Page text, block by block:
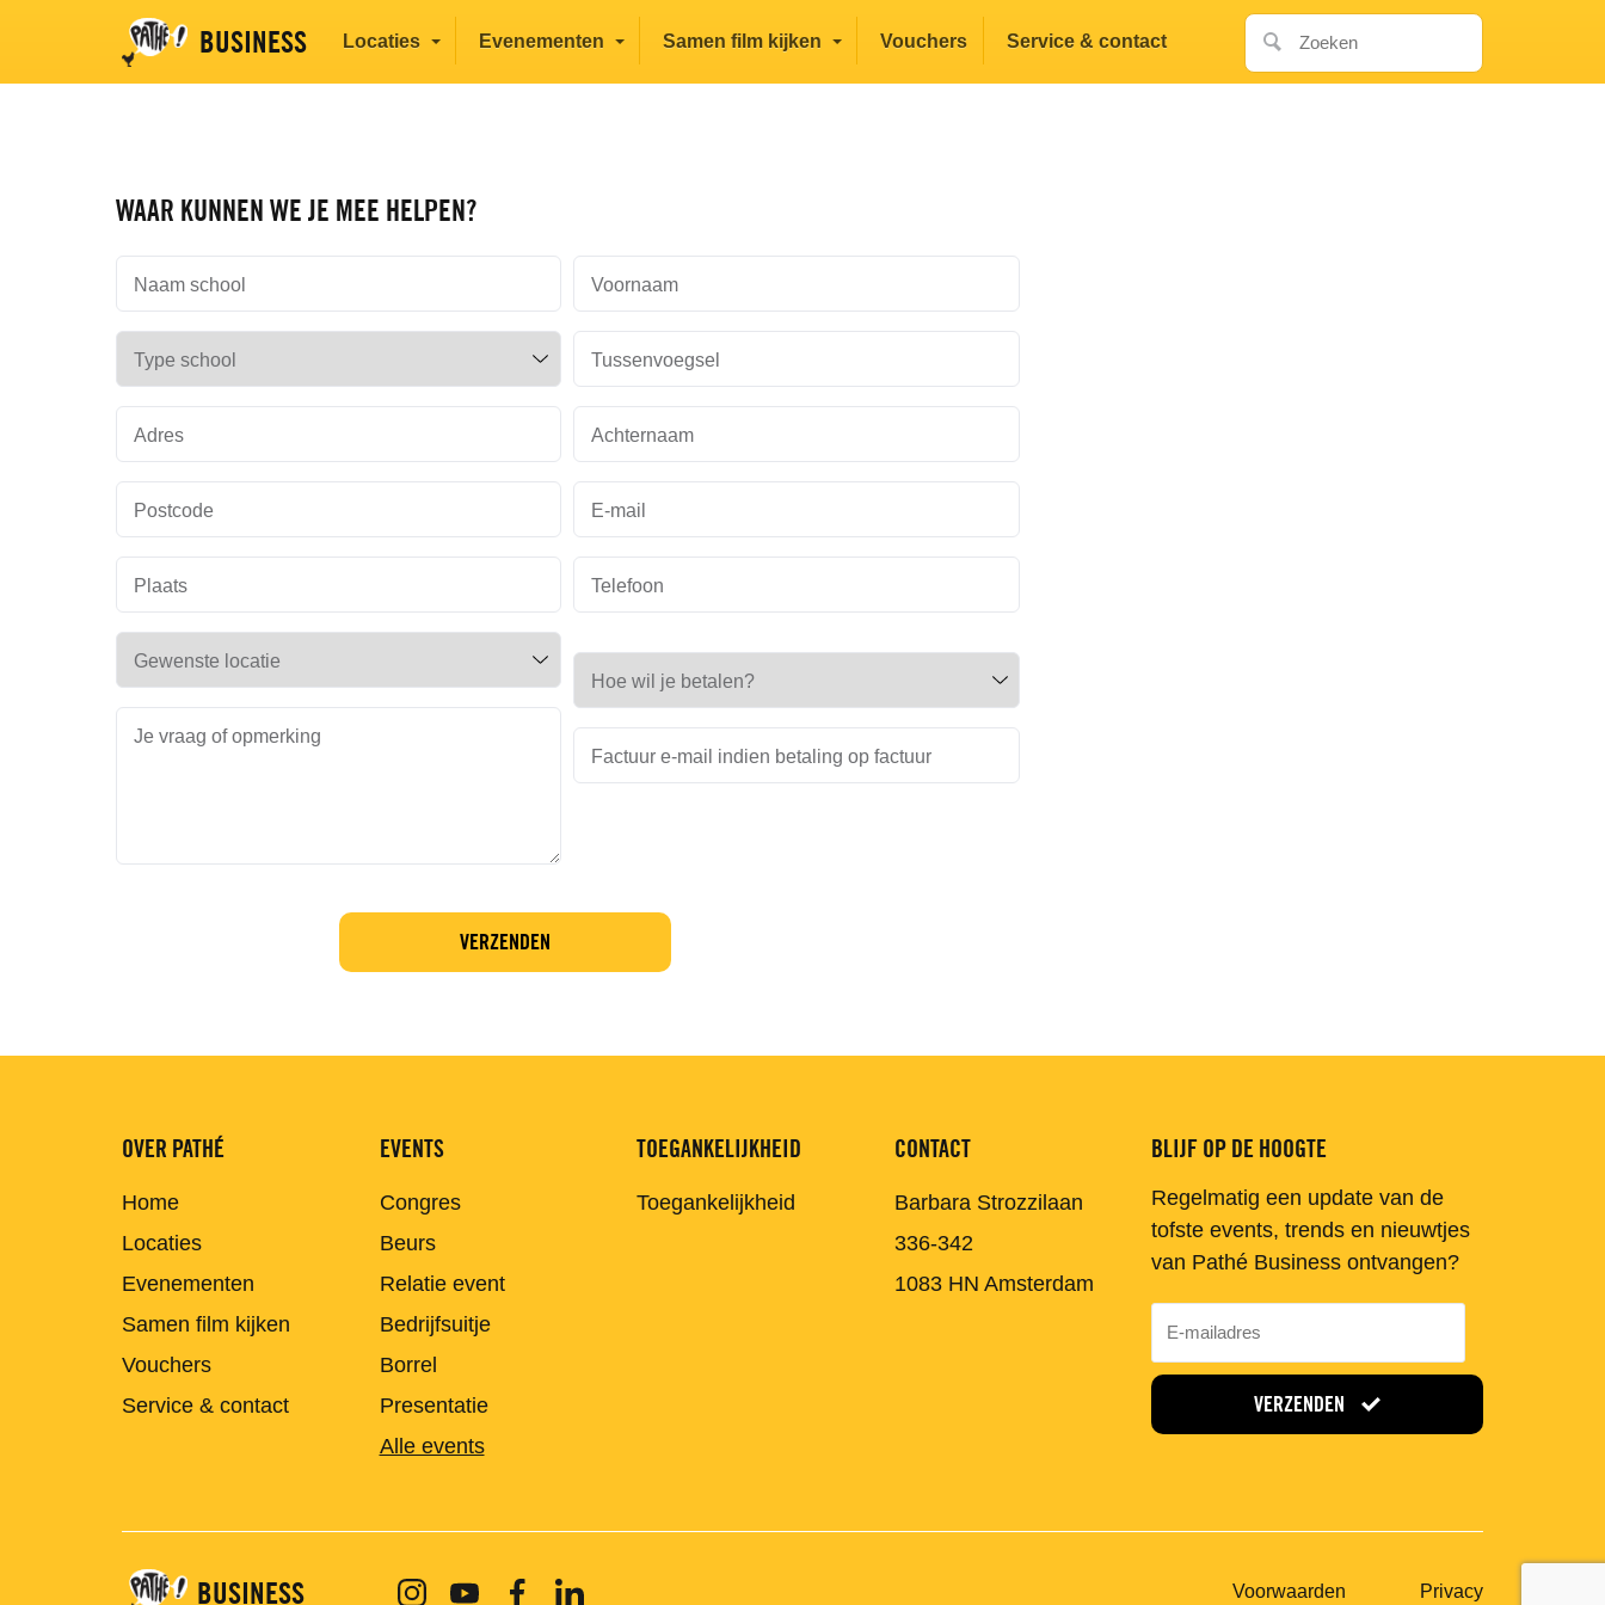
BUSINESS Locaties Evenementen Samen film kijken Vouchers Service & contact
WAAR KUNNEN WE JE MEE HELPEN?
Naam school
Type school
Adres
Postcode
Plaats
Gewenste locatie
Je vraag of opmerking
Voornaam
Tussenvoegsel
Achternaam
E-mail
Telefoon
Hoe wil je betalen?
Factuur e-mail indien betaling op factuur
OVER PATHÉ
Home
Locaties
Evenementen
Samen film kijken
Vouchers
Service & contact
EVENTS
Congres
Beurs
Relatie event
Bedrijfsuitje
Borrel
Presentatie
Alle events
TOEGANKELIJKHEID
Toegankelijkheid
CONTACT
Barbara Strozzilaan
336-342
1083 HN Amsterdam
BLIJF OP DE HOOGTE
Regelmatig een update van de
tofste events, trends en nieuwtjes
van Pathé Business ontvangen?
VERZENDEN
BUSINESS Voorwaarden Privacy